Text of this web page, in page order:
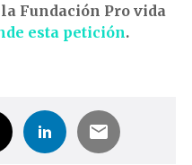
Fundación Pro vida
esta petición.